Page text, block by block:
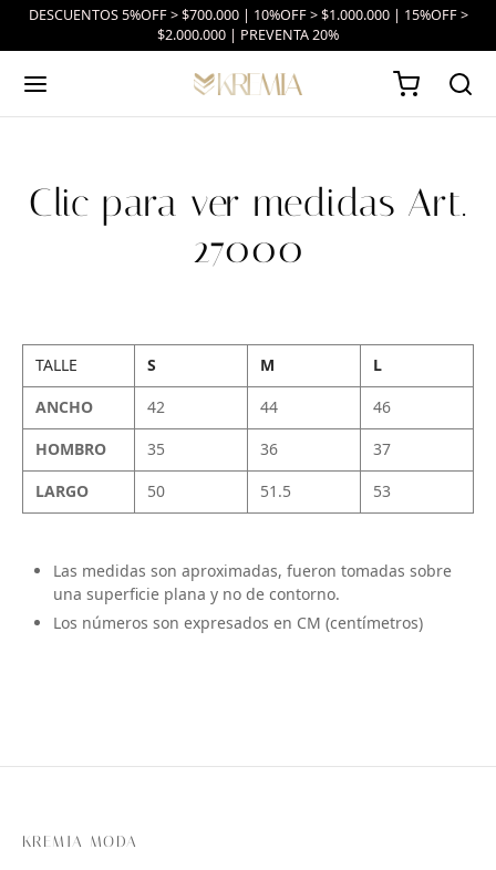
DESCUENTOS 5%OFF > $700.000 | 10%OFF > $1.000.000 | 15%OFF >
$2.000.000 | PREVENTA 20%
Clic para ver medidas Art.
27000
TALLE S M
L
ANCHO
42 44
46
HOMBRO
35 36
37
LARGO
50 51.5 53
Las medidas son aproximadas, fueron tomadas sobre
una superficie plana y no de contorno.
Los números son expresados en CM (centímetros)
KREMIA MODA